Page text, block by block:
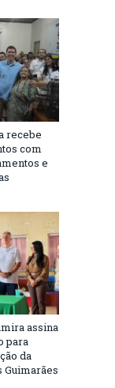
recebe
com
e
assina
para
da
Guimarães